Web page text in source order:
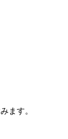
ます。